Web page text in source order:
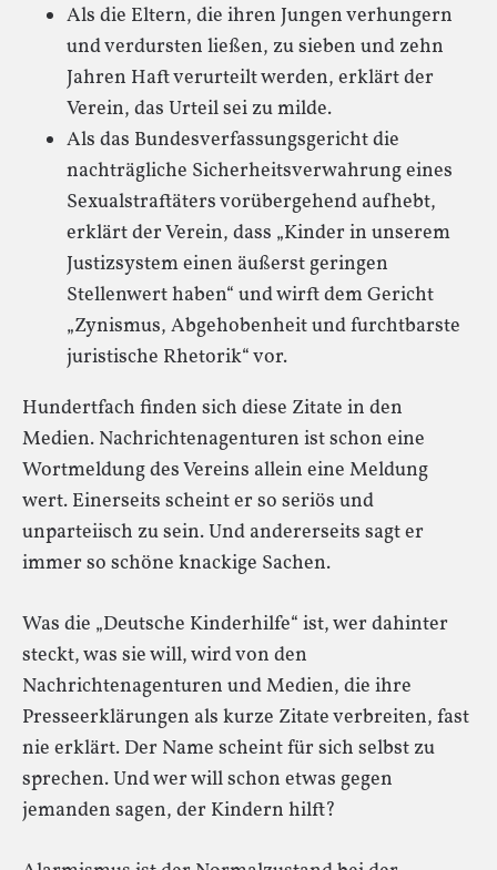
Als die Eltern, die ihren Jungen verhungern
und verdursten ließen, zu sieben und zehn
Jahren Haft verurteilt werden, erklärt der
Verein, das Urteil sei zu milde.
Als das Bundesverfassungsgericht die
nachträgliche Sicherheitsverwahrung eines
Sexualstraftäters vorübergehend aufhebt,
erklärt der Verein, dass „Kinder in unserem
Justizsystem einen äußerst geringen
Stellenwert haben“ und wirft dem Gericht
„Zynismus, Abgehobenheit und furchtbarste
juristische Rhetorik“ vor.
Hundertfach finden sich diese Zitate in den
Medien. Nachrichtenagenturen ist schon eine
Wortmeldung des Vereins allein eine Meldung
wert. Einerseits scheint er so seriös und
unparteiisch zu sein. Und andererseits sagt er
immer so schöne knackige Sachen.
Was die „Deutsche Kinderhilfe“ ist, wer dahinter
steckt, was sie will, wird von den
Nachrichtenagenturen und Medien, die ihre
Presseerklärungen als kurze Zitate verbreiten, fast
nie erklärt. Der Name scheint für sich selbst zu
sprechen. Und wer will schon etwas gegen
jemanden sagen, der Kindern hilft?